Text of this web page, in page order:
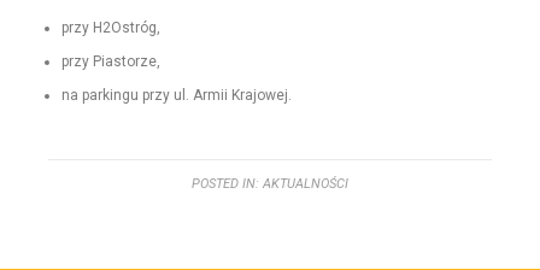
przy H2Ostróg,
przy Pias­torze,
na parkingu przy ul. Armii Krajowej.
POSTED IN: AKTUALNOŚCI